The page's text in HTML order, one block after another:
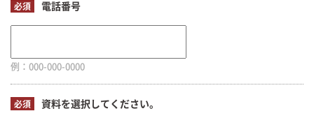
必須 電話番号
例：000-000-0000
必須
資料を選択してください。